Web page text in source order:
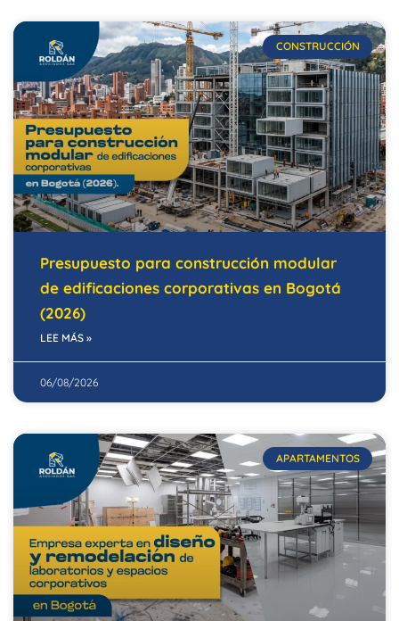
CONSTRUCCIÓN
Presupuesto para construcción modular
de edificaciones corporativas en Bogotá
(2026)
LEE MÁS »
06/08/2026
APARTAMENTOS